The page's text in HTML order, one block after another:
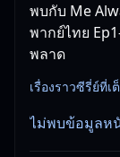
พบกับ Me
พากย์ไทย
พลาด
เรื่องราวซีรี่ย์ที่
ไม่พบข้อมูลห